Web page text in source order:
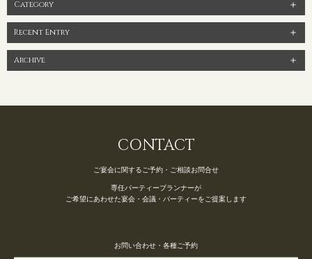
パークリングワイン スクリーン＆プロジェクター使用 表彰式・抽
選会等サポート ■コース料理概要（税別 ￥8,000）※メニューは一
例です Premier ⽣ハム射込み⽣春巻き 季節の野菜スープ
り、内容は変更となる場合がございます。 フリードリンク（オプ
ション） ビール・ワイン・ウイスキー・焼酎・ソフトドリンク
り。 幹事様にも安心してご利用いただける環境です。 一年の締め
Category
Recent Entry
Archive
CONTACT
ご宴会に関するご予約・ご相談お問合せ
専任パーティープランナーが
ご希望にあわせた宴会・会議・パーティーをご提案します
お問い合わせ・各種ご予約